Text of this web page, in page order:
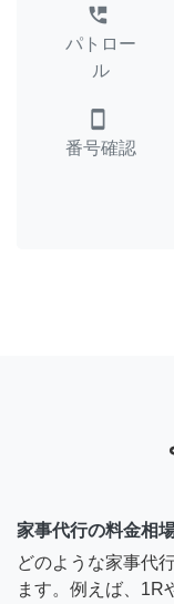
perm_phone_msg
パトロー
ル
smartphone
番号確認
家事代行の料金相
どのような家事代
ます。例えば、1R